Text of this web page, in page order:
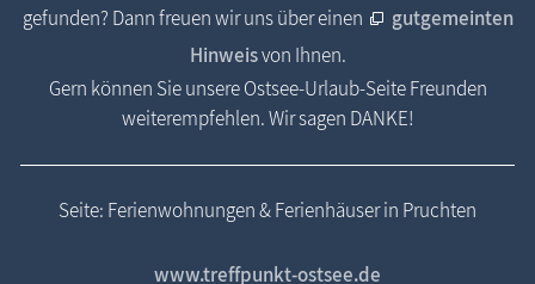
gefunden? Dann freuen wir uns über einen
gutgemeinten
Hinweisvon Ihnen.
Gern können Sie unsere Ostsee-Urlaub-Seite Freunden
weiterempfehlen. Wir sagen DANKE!
Seite: Ferienwohnungen & Ferienhäuser in Pruchten
www.treffpunkt-ostsee.de